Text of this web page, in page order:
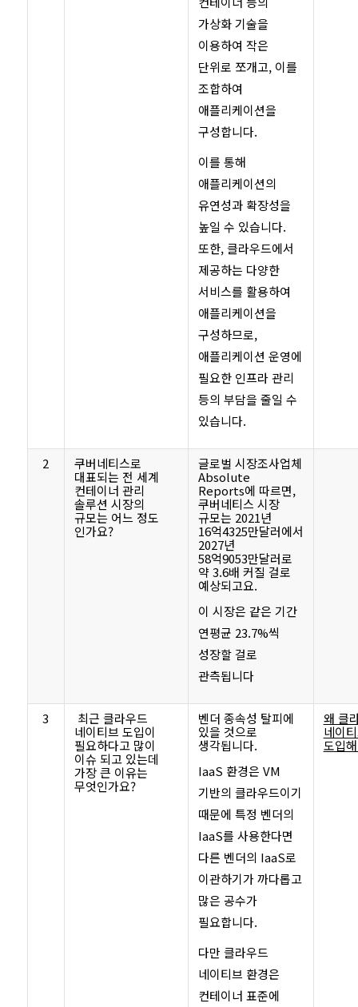
가상화 기술을
이용하여 작은
단위로 쪼개고, 이를
조합하여
애플리케이션을
구성합니다.
이를 통해
애플리케이션의
유연성과 확장성을
높일 수 있습니다.
또한, 클라우드에서
제공하는 다양한
서비스를 활용하여
애플리케이션을
구성하므로,
애플리케이션 운영에
필요한 인프라 관리
등의 부담을 줄일 수
있습니다.
2
쿠버네티스로
대표되는 전 세계
컨테이너 관리
솔루션 시장의
규모는 어느 정도
인가요?
글로벌 시장조사업체
Absolute
Reports에 따르면,
쿠버네티스 시장
규모는 2021년
16억4325만달러에서
2027년
58억9053만달러로
약 3.6배 커질 걸로
예상되고요.
이 시장은 같은 기간
연평균 23.7%씩
성장할 걸로
관측됩니다
3
최근 클라우드
네이티브 도입이
필요하다고 많이
이슈 되고 있는데
가장 큰 이유는
무엇인가요?
벤더 종속성 탈피에
있을 것으로
생각됩니다.
IaaS 환경은 VM
기반의 클라우드이기
때문에 특정 벤더의
IaaS를 사용한다면
다른 벤더의 IaaS로
이관하기가 까다롭고
많은 공수가
필요합니다.
다만 클라우드
네이티브 환경은
컨테이너 표준에
왜 클
네이
도입